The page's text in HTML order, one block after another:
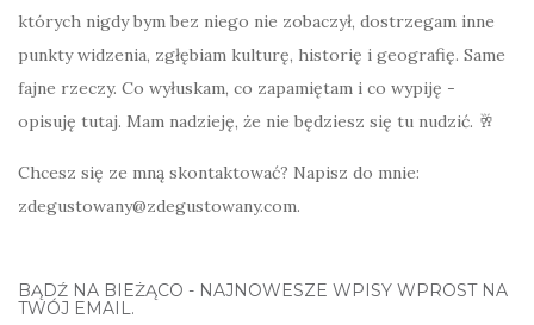
których nigdy bym bez niego nie zobaczył, dostrzegam inne
punkty widzenia, zgłębiam kulturę, historię i geografię. Same
fajne rzeczy. Co wyłuskam, co zapamiętam i co wypiję -
opisuję tutaj. Mam nadzieję, że nie będziesz się tu nudzić. 🥂
Chcesz się ze mną skontaktować? Napisz do mnie:
zdegustowany@zdegustowany.com.
BĄDŹ NA BIEŻĄCO - NAJNOWESZE WPISY WPROST NA
TWÓJ EMAIL.